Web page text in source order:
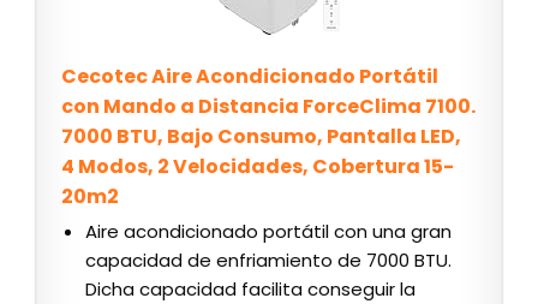
Cecotec Aire Acondicionado Portátil
con Mando a Distancia ForceClima 7100.
7000 BTU, Bajo Consumo, Pantalla LED,
4 Modos, 2 Velocidades, Cobertura 15-
20m2
Aire acondicionado portátil con una gran
capacidad de enfriamiento de 7000 BTU.
Dicha capacidad facilita conseguir la